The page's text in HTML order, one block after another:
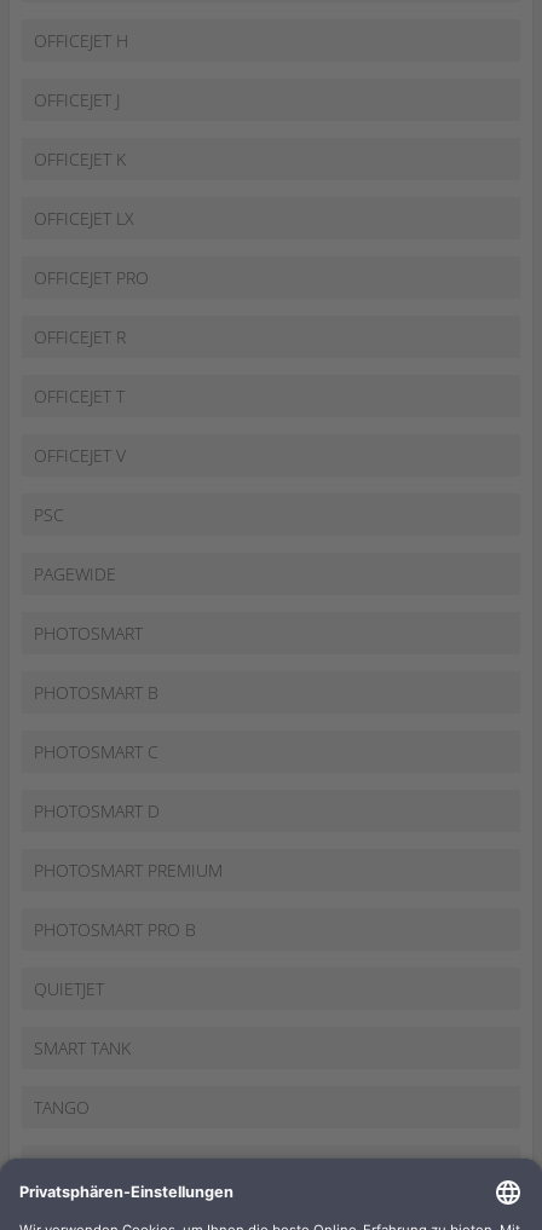
OFFICEJET H
OFFICEJET J
OFFICEJET K
OFFICEJET LX
OFFICEJET PRO
OFFICEJET R
OFFICEJET T
OFFICEJET V
PSC
PAGEWIDE
PHOTOSMART
PHOTOSMART B
PHOTOSMART C
PHOTOSMART D
PHOTOSMART PREMIUM
PHOTOSMART PRO B
QUIETJET
SMART TANK
TANGO
THERMAL INKJET